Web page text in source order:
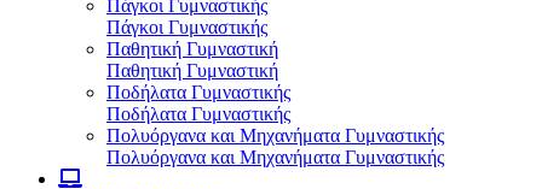
Πάγκοι Γυμναστικής
Πάγκοι Γυμναστικής
Παθητική Γυμναστική
Παθητική Γυμναστική
Ποδήλατα Γυμναστικής
Ποδήλατα Γυμναστικής
Πολυόργανα και Μηχανήματα Γυμναστικής
Πολυόργανα και Μηχανήματα Γυμναστικής